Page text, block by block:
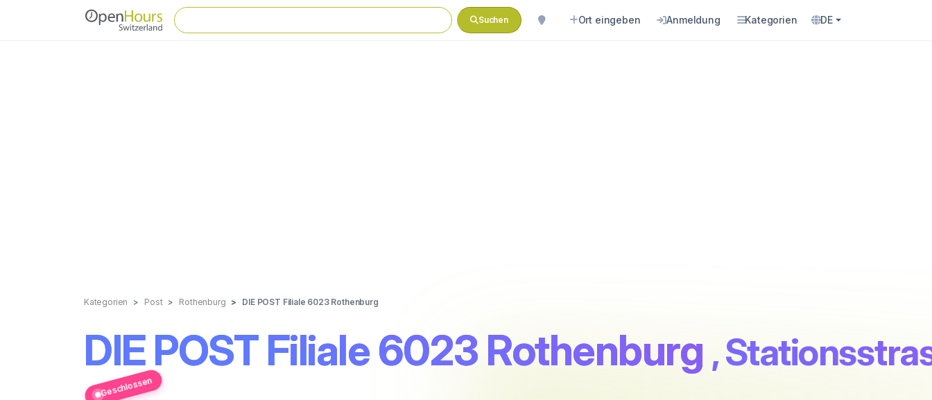
Suchen Ort eingeben Anmeldung Kategorien DE
Kategorien Post Rothenburg DIE POST Filiale 6023 Rothenburg
DIE POST Filiale 6023 Rothenburg ,
Geschlossen